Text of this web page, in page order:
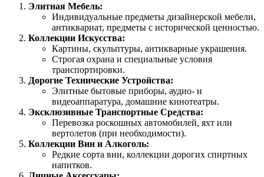
Элитная Мебель:
Индивидуальные предметы дизайнерской мебели,
антиквариат, предметы с исторической ценностью.
Коллекции Искусства:
Картины, скульптуры, антикварные украшения.
Строгая охрана и специальные условия
транспортировки.
Дорогие Технические Устройства:
Элитные бытовые приборы, аудио- и
видеоаппаратура, домашние кинотеатры.
Эксклюзивные Транспортные Средства:
Перевозка роскошных автомобилей, яхт или
вертолетов (при необходимости).
Коллекции Вин и Алкоголь:
Редкие сорта вин, коллекции дорогих спиртных
напитков.